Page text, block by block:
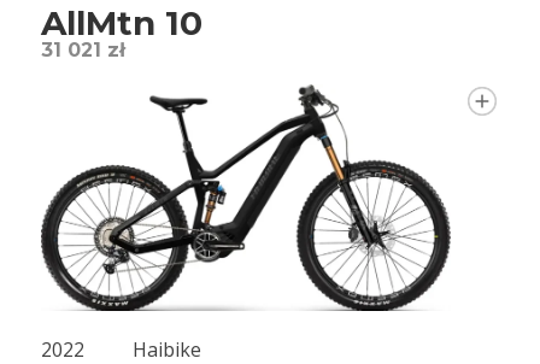
AllMtn 10
31 021 zł
2022 Haibike